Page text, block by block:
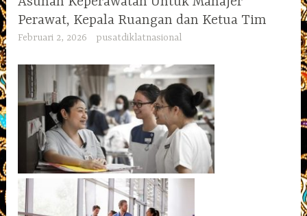
Perawat, Kepala Ruangan dan Ketua Tim
Februari 2, 2026 pusatdiklatnasional